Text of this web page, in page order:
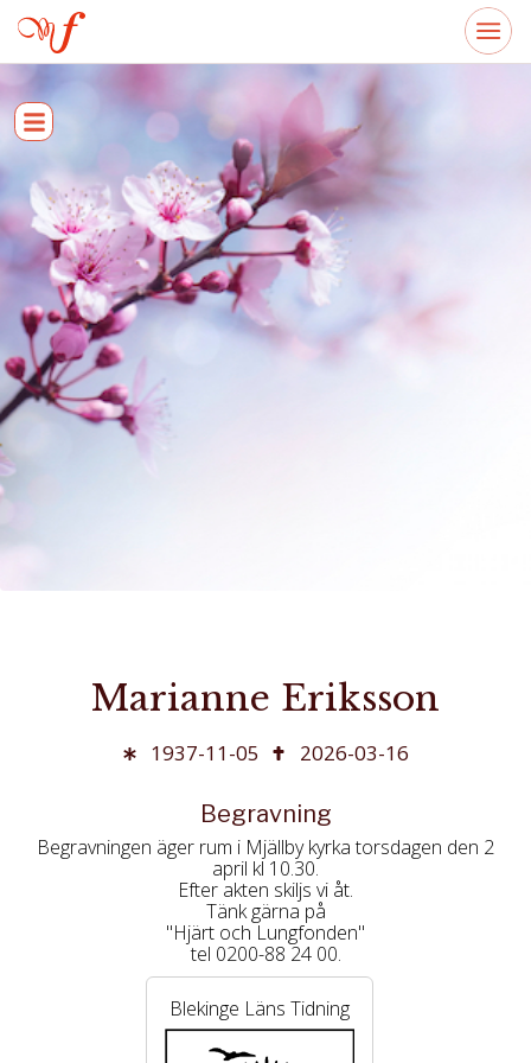
Marianne Eriksson
1937-11-05 2026-03-16
Begravning
Begravningen äger rum i Mjällby kyrka torsdagen den 2
april kl 10.30.
Efter akten skiljs vi åt.
Tänk gärna på
"Hjärt och Lungfonden"
tel 0200-88 24 00.
Blekinge Läns Tidning